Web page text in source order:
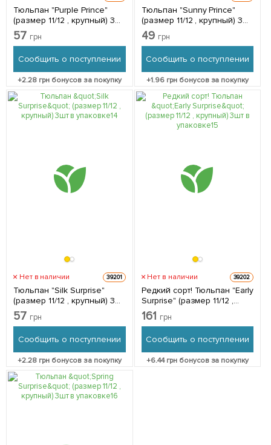
Тюльпан "Purple Prince"
(размер 11/12 , крупный) 3шт
в упаковке
57 грн
Сообщить о поступлении
+2.28 грн бонусов за покупку
Тюльпан "Sunny Prince"
(размер 11/12 , крупный) 3шт
в упаковке
49 грн
Сообщить о поступлении
+1.96грн бонусов за покупку
Нет в наличии 39201
Тюльпан "Silk Surprise"
(размер 11/12 , крупный) 3шт
в упаковке
57 грн
Сообщить о поступлении
+2.28 грн бонусов за покупку
Нет в наличии 39202
Редкий сорт! Тюльпан "Early
Surprise" (размер 11/12 ,
крупный) 3шт в упаковке
161 грн
Сообщить о поступлении
+6.44грн бонусов за покупку